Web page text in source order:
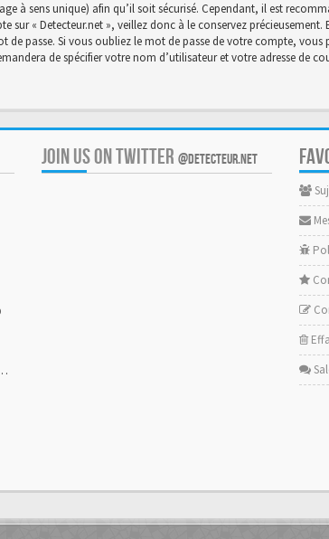
à sens unique) afin qu’il soit sécurisé. Cependant, il est
sur « Detecteur.net », veillez donc à le conservez
passe. Si vous oubliez le mot de passe de votre compte,
de spécifier votre nom d’utilisateur et votre adresse de
JOIN US ON TWITTER @DETECTEUR.NET